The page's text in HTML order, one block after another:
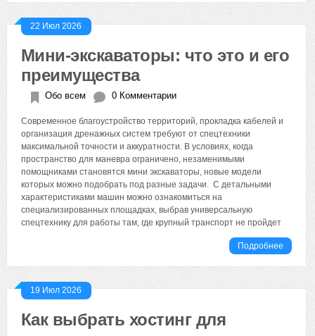
22 Июл 2026
Мини-экскаваторы: что это и его
преимущества
Обо всем 0 Комментарии
Современное благоустройство территорий, прокладка кабелей и
организация дренажных систем требуют от спецтехники
максимальной точности и аккуратности. В условиях, когда
пространство для маневра ограничено, незаменимыми
помощниками становятся мини экскаваторы, новые модели
которых можно подобрать под разные задачи. С детальными
характеристиками машин можно ознакомиться на
специализированных площадках, выбрав универсальную
спецтехнику для работы там, где крупный транспорт не пройдет
Подробнее
19 Июл 2026
Как выбрать хостинг для